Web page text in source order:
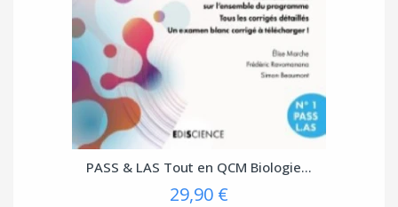
PASS & LAS Tout en QCM Biologie...
29,90 €